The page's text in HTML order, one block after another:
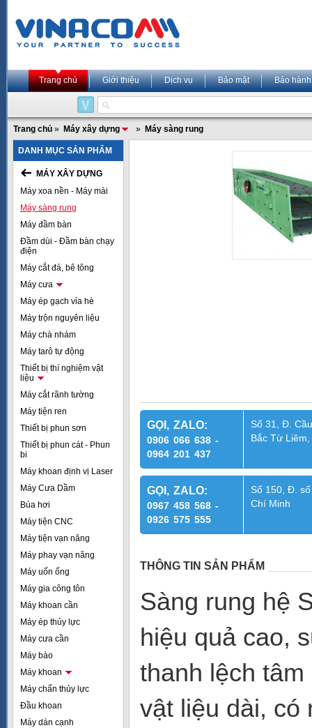
Trang chủ Giới thiệu Dịch vụ Bảo mật Bảo hành
Trang chủ » Máy xây dựng » Máy sàng rung
DANH MỤC SẢN PHẨM
MÁY XÂY DỰNG
Máy xoa nền - Máy mài
Máy sàng rung
Máy đầm bàn
Đầm dùi - Đầm bàn chạy
điện
Máy cắt đá, bê tông
Máy cưa
Máy ép gạch vỉa hè
Máy trộn nguyên liệu
Máy chà nhám
Máy tarô tự động
Thiết bị thí nghiệm vật
liệu
Máy cắt rãnh tường
Máy tiện ren
Thiết bị phun sơn
Thiết bị phun cát - Phun
bi
Máy khoan định vị Laser
Máy Cưa Dầm
Búa hơi
Máy tiện CNC
Máy tiện vạn năng
Máy phay vạn năng
Máy uốn ống
Máy gia công tôn
Máy khoan cần
Máy ép thủy lực
Máy cưa cần
Máy bào
Máy khoan
Máy chấn thủy lực
Đầu khoan
Máy dán cạnh
GỌI, ZALO:
0906 066 638 -
0964 201 437
Số 31, Đ.
Bắc Từ
GỌI, ZALO:
0967 458 568 -
0926 575 555
Số 150, Đ.
Chí Minh
THÔNG TIN SẢN PHẨM
Sàng rung hệ
hiệu quả cao,
thanh lệch
vật liệu dài, có